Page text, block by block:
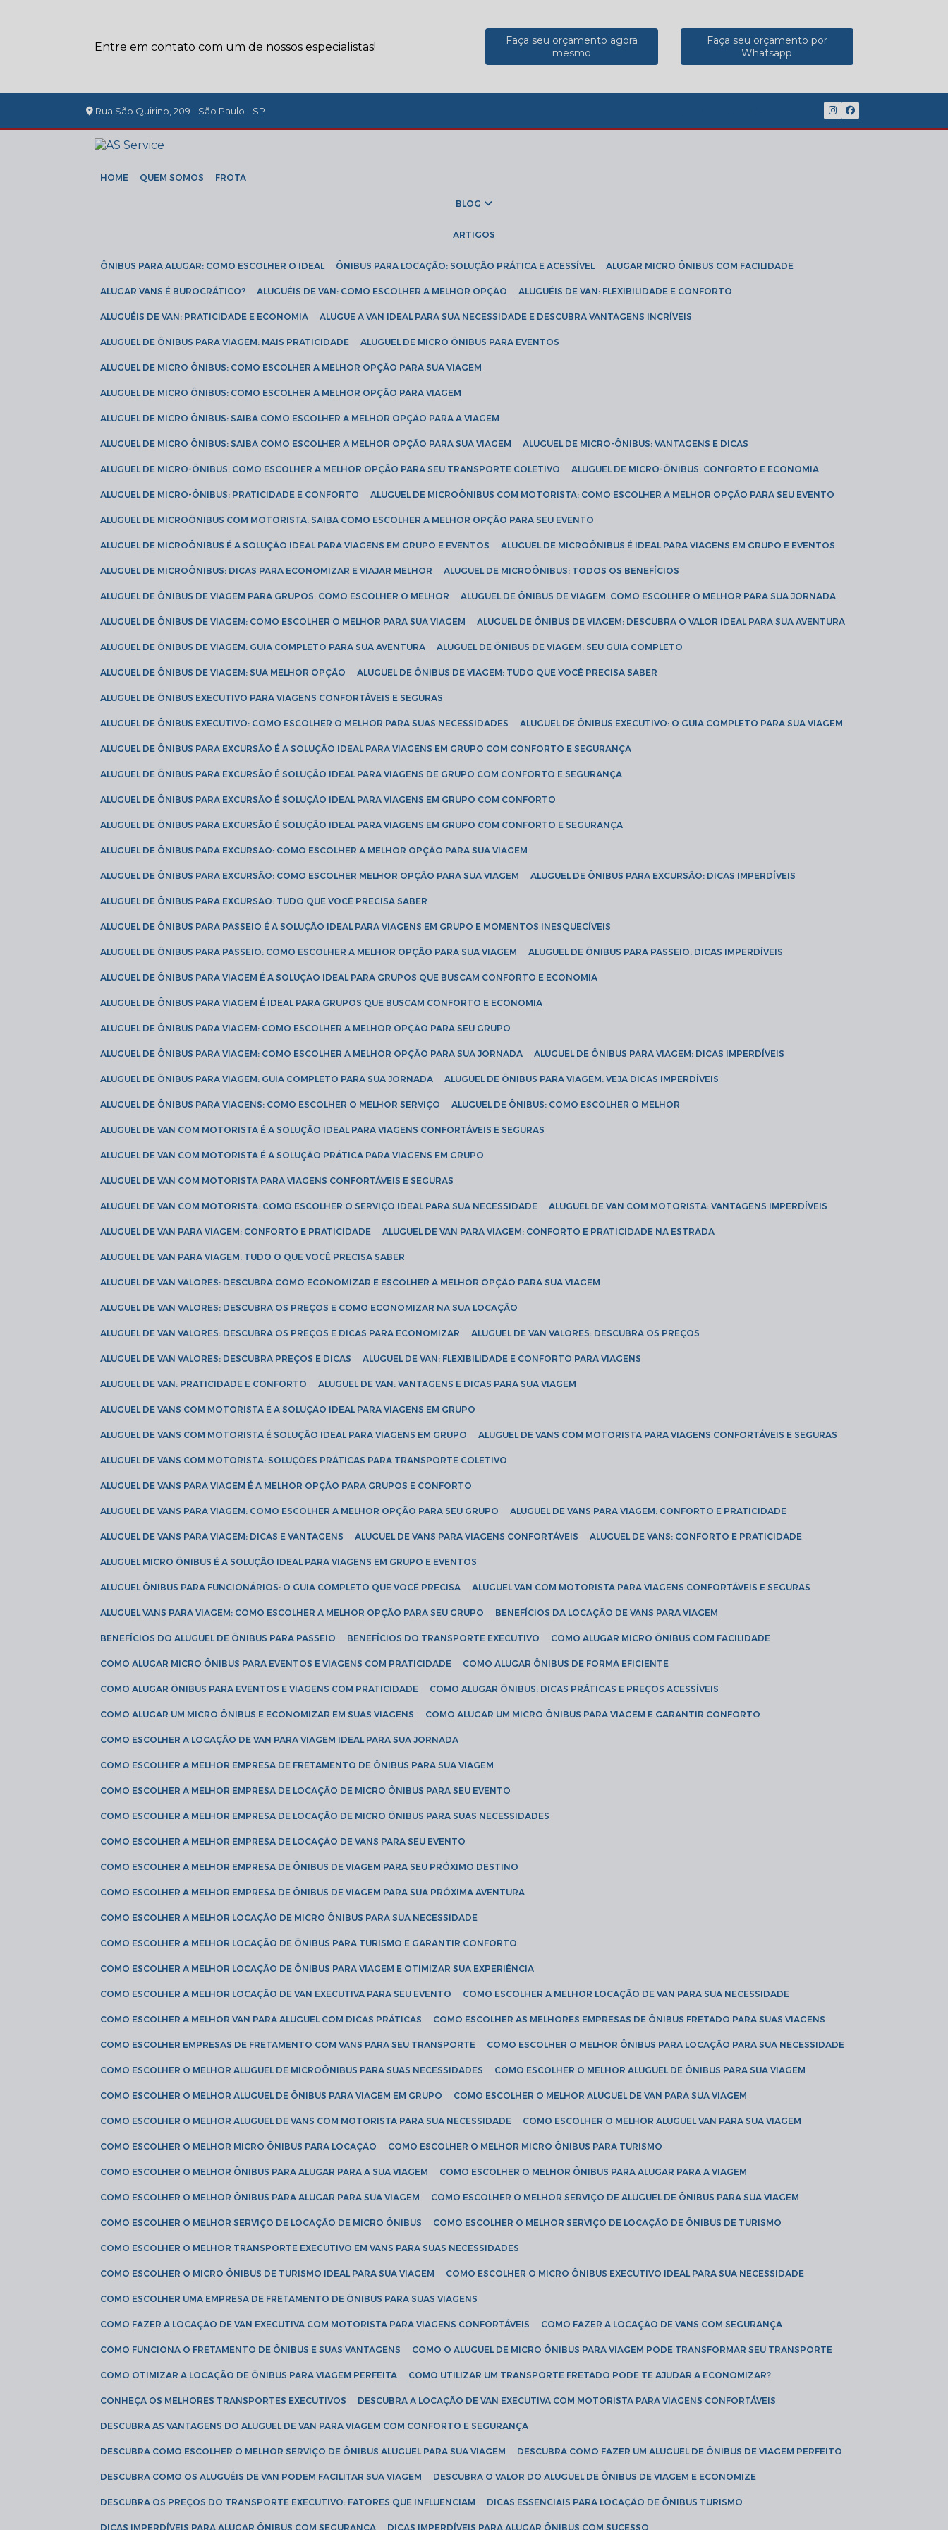
Entre em contato com um de nossos especialistas!
Faça seu orçamento agora
mesmo
Faça seu orçamento por
Whatsapp
Rua São Quirino, 209 - São Paulo - SP
HOME QUEM SOMOS FROTA
BLOG
ARTIGOS
ÔNIBUS PARA ALUGAR: COMO ESCOLHER O IDEAL ÔNIBUS PARA LOCAÇÃO: SOLUÇÃO PRÁTICA E ACESSÍVEL ALUGAR MICRO ÔNIBUS COM FACILIDADE
ALUGAR VANS É BUROCRÁTICO? ALUGUÉIS DE VAN: COMO ESCOLHER A MELHOR OPÇÃO ALUGUÉIS DE VAN: FLEXIBILIDADE E CONFORTO
ALUGUÉIS DE VAN: PRATICIDADE E ECONOMIA ALUGUE A VAN IDEAL PARA SUA NECESSIDADE E DESCUBRA VANTAGENS INCRÍVEIS
ALUGUEL DE ÔNIBUS PARA VIAGEM: MAIS PRATICIDADE ALUGUEL DE MICRO ÔNIBUS PARA EVENTOS
ALUGUEL DE MICRO ÔNIBUS: COMO ESCOLHER A MELHOR OPÇÃO PARA SUA VIAGEM
ALUGUEL DE MICRO ÔNIBUS: COMO ESCOLHER A MELHOR OPÇÃO PARA VIAGEM
ALUGUEL DE MICRO ÔNIBUS: SAIBA COMO ESCOLHER A MELHOR OPÇÃO PARA A VIAGEM
ALUGUEL DE MICRO ÔNIBUS: SAIBA COMO ESCOLHER A MELHOR OPÇÃO PARA SUA VIAGEM ALUGUEL DE MICRO-ÔNIBUS: VANTAGENS E DICAS
ALUGUEL DE MICRO-ÔNIBUS: COMO ESCOLHER A MELHOR OPÇÃO PARA SEU TRANSPORTE COLETIVO ALUGUEL DE MICRO-ÔNIBUS: CONFORTO E ECONOMIA
ALUGUEL DE MICRO-ÔNIBUS: PRATICIDADE E CONFORTO ALUGUEL DE MICROÔNIBUS COM MOTORISTA: COMO ESCOLHER A MELHOR OPÇÃO PARA SEU EVENTO
ALUGUEL DE MICROÔNIBUS COM MOTORISTA: SAIBA COMO ESCOLHER A MELHOR OPÇÃO PARA SEU EVENTO
ALUGUEL DE MICROÔNIBUS É A SOLUÇÃO IDEAL PARA VIAGENS EM GRUPO E EVENTOS ALUGUEL DE MICROÔNIBUS É IDEAL PARA VIAGENS EM GRUPO E EVENTOS
ALUGUEL DE MICROÔNIBUS: DICAS PARA ECONOMIZAR E VIAJAR MELHOR ALUGUEL DE MICROÔNIBUS: TODOS OS BENEFÍCIOS
ALUGUEL DE ÔNIBUS DE VIAGEM PARA GRUPOS: COMO ESCOLHER O MELHOR ALUGUEL DE ÔNIBUS DE VIAGEM: COMO ESCOLHER O MELHOR PARA SUA JORNADA
ALUGUEL DE ÔNIBUS DE VIAGEM: COMO ESCOLHER O MELHOR PARA SUA VIAGEM ALUGUEL DE ÔNIBUS DE VIAGEM: DESCUBRA O VALOR IDEAL PARA SUA AVENTURA
ALUGUEL DE ÔNIBUS DE VIAGEM: GUIA COMPLETO PARA SUA AVENTURA ALUGUEL DE ÔNIBUS DE VIAGEM: SEU GUIA COMPLETO
ALUGUEL DE ÔNIBUS DE VIAGEM: SUA MELHOR OPÇÃO ALUGUEL DE ÔNIBUS DE VIAGEM: TUDO QUE VOCÊ PRECISA SABER
ALUGUEL DE ÔNIBUS EXECUTIVO PARA VIAGENS CONFORTÁVEIS E SEGURAS
ALUGUEL DE ÔNIBUS EXECUTIVO: COMO ESCOLHER O MELHOR PARA SUAS NECESSIDADES ALUGUEL DE ÔNIBUS EXECUTIVO: O GUIA COMPLETO PARA SUA VIAGEM
ALUGUEL DE ÔNIBUS PARA EXCURSÃO É A SOLUÇÃO IDEAL PARA VIAGENS EM GRUPO COM CONFORTO E SEGURANÇA
ALUGUEL DE ÔNIBUS PARA EXCURSÃO É SOLUÇÃO IDEAL PARA VIAGENS DE GRUPO COM CONFORTO E SEGURANÇA
ALUGUEL DE ÔNIBUS PARA EXCURSÃO É SOLUÇÃO IDEAL PARA VIAGENS EM GRUPO COM CONFORTO
ALUGUEL DE ÔNIBUS PARA EXCURSÃO É SOLUÇÃO IDEAL PARA VIAGENS EM GRUPO COM CONFORTO E SEGURANÇA
ALUGUEL DE ÔNIBUS PARA EXCURSÃO: COMO ESCOLHER A MELHOR OPÇÃO PARA SUA VIAGEM
ALUGUEL DE ÔNIBUS PARA EXCURSÃO: COMO ESCOLHER MELHOR OPÇÃO PARA SUA VIAGEM ALUGUEL DE ÔNIBUS PARA EXCURSÃO: DICAS IMPERDÍVEIS
ALUGUEL DE ÔNIBUS PARA EXCURSÃO: TUDO QUE VOCÊ PRECISA SABER
ALUGUEL DE ÔNIBUS PARA PASSEIO É A SOLUÇÃO IDEAL PARA VIAGENS EM GRUPO E MOMENTOS INESQUECÍVEIS
ALUGUEL DE ÔNIBUS PARA PASSEIO: COMO ESCOLHER A MELHOR OPÇÃO PARA SUA VIAGEM ALUGUEL DE ÔNIBUS PARA PASSEIO: DICAS IMPERDÍVEIS
ALUGUEL DE ÔNIBUS PARA VIAGEM É A SOLUÇÃO IDEAL PARA GRUPOS QUE BUSCAM CONFORTO E ECONOMIA
ALUGUEL DE ÔNIBUS PARA VIAGEM É IDEAL PARA GRUPOS QUE BUSCAM CONFORTO E ECONOMIA
ALUGUEL DE ÔNIBUS PARA VIAGEM: COMO ESCOLHER A MELHOR OPÇÃO PARA SEU GRUPO
ALUGUEL DE ÔNIBUS PARA VIAGEM: COMO ESCOLHER A MELHOR OPÇÃO PARA SUA JORNADA ALUGUEL DE ÔNIBUS PARA VIAGEM: DICAS IMPERDÍVEIS
ALUGUEL DE ÔNIBUS PARA VIAGEM: GUIA COMPLETO PARA SUA JORNADA ALUGUEL DE ÔNIBUS PARA VIAGEM: VEJA DICAS IMPERDÍVEIS
ALUGUEL DE ÔNIBUS PARA VIAGENS: COMO ESCOLHER O MELHOR SERVIÇO ALUGUEL DE ÔNIBUS: COMO ESCOLHER O MELHOR
ALUGUEL DE VAN COM MOTORISTA É A SOLUÇÃO IDEAL PARA VIAGENS CONFORTÁVEIS E SEGURAS
ALUGUEL DE VAN COM MOTORISTA É A SOLUÇÃO PRÁTICA PARA VIAGENS EM GRUPO
ALUGUEL DE VAN COM MOTORISTA PARA VIAGENS CONFORTÁVEIS E SEGURAS
ALUGUEL DE VAN COM MOTORISTA: COMO ESCOLHER O SERVIÇO IDEAL PARA SUA NECESSIDADE ALUGUEL DE VAN COM MOTORISTA: VANTAGENS IMPERDÍVEIS
ALUGUEL DE VAN PARA VIAGEM: CONFORTO E PRATICIDADE ALUGUEL DE VAN PARA VIAGEM: CONFORTO E PRATICIDADE NA ESTRADA
ALUGUEL DE VAN PARA VIAGEM: TUDO O QUE VOCÊ PRECISA SABER
ALUGUEL DE VAN VALORES: DESCUBRA COMO ECONOMIZAR E ESCOLHER A MELHOR OPÇÃO PARA SUA VIAGEM
ALUGUEL DE VAN VALORES: DESCUBRA OS PREÇOS E COMO ECONOMIZAR NA SUA LOCAÇÃO
ALUGUEL DE VAN VALORES: DESCUBRA OS PREÇOS E DICAS PARA ECONOMIZAR ALUGUEL DE VAN VALORES: DESCUBRA OS PREÇOS
ALUGUEL DE VAN VALORES: DESCUBRA PREÇOS E DICAS ALUGUEL DE VAN: FLEXIBILIDADE E CONFORTO PARA VIAGENS
ALUGUEL DE VAN: PRATICIDADE E CONFORTO ALUGUEL DE VAN: VANTAGENS E DICAS PARA SUA VIAGEM
ALUGUEL DE VANS COM MOTORISTA É A SOLUÇÃO IDEAL PARA VIAGENS EM GRUPO
ALUGUEL DE VANS COM MOTORISTA É SOLUÇÃO IDEAL PARA VIAGENS EM GRUPO ALUGUEL DE VANS COM MOTORISTA PARA VIAGENS CONFORTÁVEIS E SEGURAS
ALUGUEL DE VANS COM MOTORISTA: SOLUÇÕES PRÁTICAS PARA TRANSPORTE COLETIVO
ALUGUEL DE VANS PARA VIAGEM É A MELHOR OPÇÃO PARA GRUPOS E CONFORTO
ALUGUEL DE VANS PARA VIAGEM: COMO ESCOLHER A MELHOR OPÇÃO PARA SEU GRUPO ALUGUEL DE VANS PARA VIAGEM: CONFORTO E PRATICIDADE
ALUGUEL DE VANS PARA VIAGEM: DICAS E VANTAGENS ALUGUEL DE VANS PARA VIAGENS CONFORTÁVEIS ALUGUEL DE VANS: CONFORTO E PRATICIDADE
ALUGUEL MICRO ÔNIBUS É A SOLUÇÃO IDEAL PARA VIAGENS EM GRUPO E EVENTOS
ALUGUEL ÔNIBUS PARA FUNCIONÁRIOS: O GUIA COMPLETO QUE VOCÊ PRECISA ALUGUEL VAN COM MOTORISTA PARA VIAGENS CONFORTÁVEIS E SEGURAS
ALUGUEL VANS PARA VIAGEM: COMO ESCOLHER A MELHOR OPÇÃO PARA SEU GRUPO BENEFÍCIOS DA LOCAÇÃO DE VANS PARA VIAGEM
BENEFÍCIOS DO ALUGUEL DE ÔNIBUS PARA PASSEIO BENEFÍCIOS DO TRANSPORTE EXECUTIVO COMO ALUGAR MICRO ÔNIBUS COM FACILIDADE
COMO ALUGAR MICRO ÔNIBUS PARA EVENTOS E VIAGENS COM PRATICIDADE COMO ALUGAR ÔNIBUS DE FORMA EFICIENTE
COMO ALUGAR ÔNIBUS PARA EVENTOS E VIAGENS COM PRATICIDADE COMO ALUGAR ÔNIBUS: DICAS PRÁTICAS E PREÇOS ACESSÍVEIS
COMO ALUGAR UM MICRO ÔNIBUS E ECONOMIZAR EM SUAS VIAGENS COMO ALUGAR UM MICRO ÔNIBUS PARA VIAGEM E GARANTIR CONFORTO
COMO ESCOLHER A LOCAÇÃO DE VAN PARA VIAGEM IDEAL PARA SUA JORNADA
COMO ESCOLHER A MELHOR EMPRESA DE FRETAMENTO DE ÔNIBUS PARA SUA VIAGEM
COMO ESCOLHER A MELHOR EMPRESA DE LOCAÇÃO DE MICRO ÔNIBUS PARA SEU EVENTO
COMO ESCOLHER A MELHOR EMPRESA DE LOCAÇÃO DE MICRO ÔNIBUS PARA SUAS NECESSIDADES
COMO ESCOLHER A MELHOR EMPRESA DE LOCAÇÃO DE VANS PARA SEU EVENTO
COMO ESCOLHER A MELHOR EMPRESA DE ÔNIBUS DE VIAGEM PARA SEU PRÓXIMO DESTINO
COMO ESCOLHER A MELHOR EMPRESA DE ÔNIBUS DE VIAGEM PARA SUA PRÓXIMA AVENTURA
COMO ESCOLHER A MELHOR LOCAÇÃO DE MICRO ÔNIBUS PARA SUA NECESSIDADE
COMO ESCOLHER A MELHOR LOCAÇÃO DE ÔNIBUS PARA TURISMO E GARANTIR CONFORTO
COMO ESCOLHER A MELHOR LOCAÇÃO DE ÔNIBUS PARA VIAGEM E OTIMIZAR SUA EXPERIÊNCIA
COMO ESCOLHER A MELHOR LOCAÇÃO DE VAN EXECUTIVA PARA SEU EVENTO COMO ESCOLHER A MELHOR LOCAÇÃO DE VAN PARA SUA NECESSIDADE
COMO ESCOLHER A MELHOR VAN PARA ALUGUEL COM DICAS PRÁTICAS COMO ESCOLHER AS MELHORES EMPRESAS DE ÔNIBUS FRETADO PARA SUAS VIAGENS
COMO ESCOLHER EMPRESAS DE FRETAMENTO COM VANS PARA SEU TRANSPORTE COMO ESCOLHER O MELHOR ÔNIBUS PARA LOCAÇÃO PARA SUA NECESSIDADE
COMO ESCOLHER O MELHOR ALUGUEL DE MICROÔNIBUS PARA SUAS NECESSIDADES COMO ESCOLHER O MELHOR ALUGUEL DE ÔNIBUS PARA SUA VIAGEM
COMO ESCOLHER O MELHOR ALUGUEL DE ÔNIBUS PARA VIAGEM EM GRUPO COMO ESCOLHER O MELHOR ALUGUEL DE VAN PARA SUA VIAGEM
COMO ESCOLHER O MELHOR ALUGUEL DE VANS COM MOTORISTA PARA SUA NECESSIDADE COMO ESCOLHER O MELHOR ALUGUEL VAN PARA SUA VIAGEM
COMO ESCOLHER O MELHOR MICRO ÔNIBUS PARA LOCAÇÃO COMO ESCOLHER O MELHOR MICRO ÔNIBUS PARA TURISMO
COMO ESCOLHER O MELHOR ÔNIBUS PARA ALUGAR PARA A SUA VIAGEM COMO ESCOLHER O MELHOR ÔNIBUS PARA ALUGAR PARA A VIAGEM
COMO ESCOLHER O MELHOR ÔNIBUS PARA ALUGAR PARA SUA VIAGEM COMO ESCOLHER O MELHOR SERVIÇO DE ALUGUEL DE ÔNIBUS PARA SUA VIAGEM
COMO ESCOLHER O MELHOR SERVIÇO DE LOCAÇÃO DE MICRO ÔNIBUS COMO ESCOLHER O MELHOR SERVIÇO DE LOCAÇÃO DE ÔNIBUS DE TURISMO
COMO ESCOLHER O MELHOR TRANSPORTE EXECUTIVO EM VANS PARA SUAS NECESSIDADES
COMO ESCOLHER O MICRO ÔNIBUS DE TURISMO IDEAL PARA SUA VIAGEM COMO ESCOLHER O MICRO ÔNIBUS EXECUTIVO IDEAL PARA SUA NECESSIDADE
COMO ESCOLHER UMA EMPRESA DE FRETAMENTO DE ÔNIBUS PARA SUAS VIAGENS
COMO FAZER A LOCAÇÃO DE VAN EXECUTIVA COM MOTORISTA PARA VIAGENS CONFORTÁVEIS COMO FAZER A LOCAÇÃO DE VANS COM SEGURANÇA
COMO FUNCIONA O FRETAMENTO DE ÔNIBUS E SUAS VANTAGENS COMO O ALUGUEL DE MICRO ÔNIBUS PARA VIAGEM PODE TRANSFORMAR SEU TRANSPORTE
COMO OTIMIZAR A LOCAÇÃO DE ÔNIBUS PARA VIAGEM PERFEITA COMO UTILIZAR UM TRANSPORTE FRETADO PODE TE AJUDAR A ECONOMIZAR?
CONHEÇA OS MELHORES TRANSPORTES EXECUTIVOS DESCUBRA A LOCAÇÃO DE VAN EXECUTIVA COM MOTORISTA PARA VIAGENS CONFORTÁVEIS
DESCUBRA AS VANTAGENS DO ALUGUEL DE VAN PARA VIAGEM COM CONFORTO E SEGURANÇA
DESCUBRA COMO ESCOLHER O MELHOR SERVIÇO DE ÔNIBUS ALUGUEL PARA SUA VIAGEM DESCUBRA COMO FAZER UM ALUGUEL DE ÔNIBUS DE VIAGEM PERFEITO
DESCUBRA COMO OS ALUGUÉIS DE VAN PODEM FACILITAR SUA VIAGEM DESCUBRA O VALOR DO ALUGUEL DE ÔNIBUS DE VIAGEM E ECONOMIZE
DESCUBRA OS PREÇOS DO TRANSPORTE EXECUTIVO: FATORES QUE INFLUENCIAM DICAS ESSENCIAIS PARA LOCAÇÃO DE ÔNIBUS TURISMO
DICAS IMPERDÍVEIS PARA ALUGAR ÔNIBUS COM SEGURANÇA DICAS IMPERDÍVEIS PARA ALUGAR ÔNIBUS COM SUCESSO